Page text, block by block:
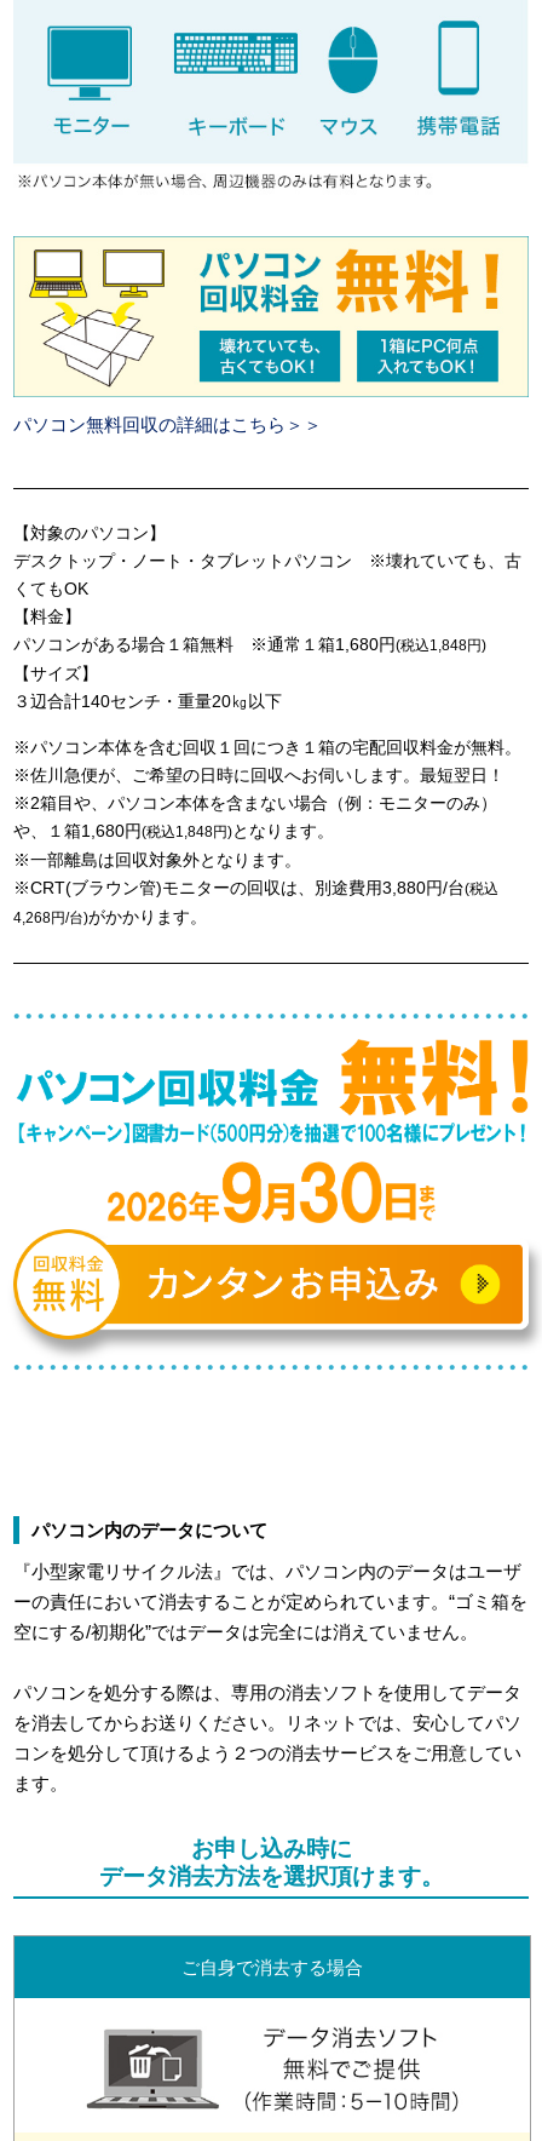
パソコン無料回収の詳細はこちら＞＞
【対象のパソコン】
デスクトップ・ノート・タブレットパソコン ※壊れていても、古
くてもOK
【料金】
パソコンがある場合１箱無料 ※通常１箱1,680円(税込1,848円)
【サイズ】
３辺合計140センチ・重量20㎏以下
※パソコン本体を含む回収１回につき１箱の宅配回収料金が無料。
※佐川急便が、ご希望の日時に回収へお伺いします。最短翌日！
※2箱目や、パソコン本体を含まない場合（例：モニターのみ）
や、１箱1,680円(税込1,848円)となります。
※一部離島は回収対象外となります。
※CRT(ブラウン管)モニターの回収は、別途費用3,880円/台(税込
4,268円/台)がかかります。
パソコン内のデータについて
『小型家電リサイクル法』では、パソコン内のデータはユーザ
ーの責任において消去することが定められています。“ゴミ箱を
空にする/初期化”ではデータは完全には消えていません。
パソコンを処分する際は、専用の消去ソフトを使用してデータ
を消去してからお送りください。リネットでは、安心してパソ
コンを処分して頂けるよう２つの消去サービスをご用意してい
ます。
お申し込み時に
データ消去方法を選択頂けます。
ご自身で消去する場合